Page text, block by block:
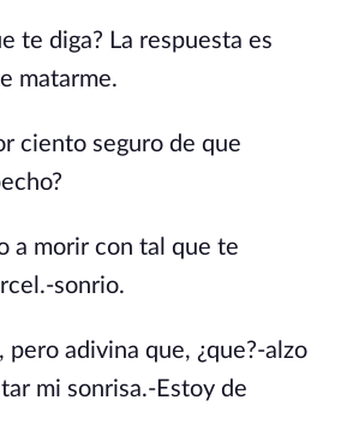
te diga? La respuesta es
matarme.
ciento seguro de que
a morir con tal que te
sonrio.
pero adivina que, ¿que?-alzo
mi sonrisa.-Estoy de